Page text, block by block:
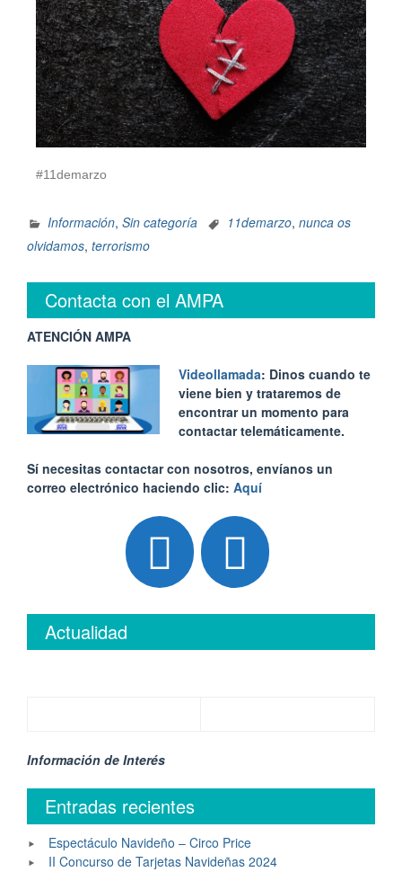
#11demarzo
Información, Sin categoría 11demarzo, nunca os
olvidamos, terrorismo
Contacta con el AMPA
ATENCIÓN AMPA
Videollamada: Dinos cuando te
viene bien y trataremos de
encontrar un momento para
contactar telemáticamente.
Sí necesitas contactar con nosotros, envíanos un
correo electrónico haciendo clic: Aquí
Actualidad
Información de Interés
Entradas recientes
Espectáculo Navideño – Circo Price
II Concurso de Tarjetas Navideñas 2024